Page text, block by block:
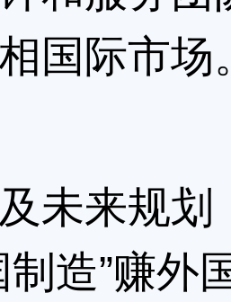
国际市场
来规划
制造”赚